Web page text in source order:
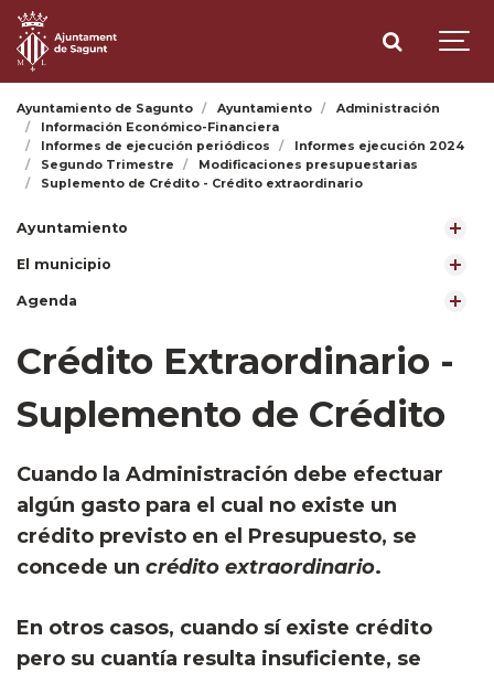
Ayuntamiento de Sagunto Ayuntamiento
Administración
Información Económico-Financiera
Informes de ejecución periódicos
Informes ejecución 2024
Segundo Trimestre
Modificaciones presupuestarias
Suplemento de Crédito - Crédito extraordinario
Ayuntamiento
El municipio
Agenda
Crédito Extraordinario -
Suplemento de Crédito
Cuando la Administración debe efectuar
algún gasto para el cual no existe un
crédito previsto en el Presupuesto, se
concede un crédito extraordinario.
En otros casos, cuando sí existe crédito
pero su cuantía resulta insuficiente, se